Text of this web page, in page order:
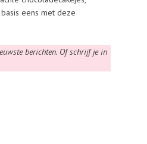
eens met deze
berichten. Of schrijf je in